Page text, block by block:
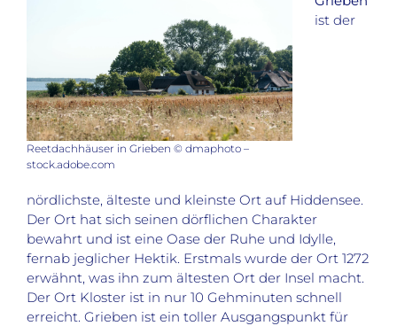
Reetdachhäuser in Grieben © dmaphoto –
stock.adobe.com
ist der
nördlichste, älteste und kleinste Ort auf Hiddensee.
Der Ort hat sich seinen dörflichen Charakter
bewahrt und ist eine Oase der Ruhe und Idylle,
fernab jeglicher Hektik. Erstmals wurde der Ort 1272
erwähnt, was ihn zum ältesten Ort der Insel macht.
Der Ort Kloster ist in nur 10 Gehminuten schnell
erreicht. Grieben ist ein toller Ausgangspunkt für